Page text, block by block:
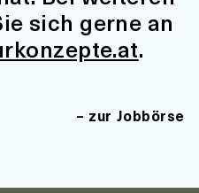
sich gerne an
.
zur Jobbörse